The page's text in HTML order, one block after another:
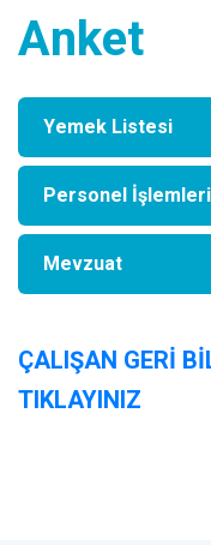
Anket
Yemek Listesi
Personel İşlemleri
Mevzuat
ÇALIŞAN GERİ
TIKLAYINIZ